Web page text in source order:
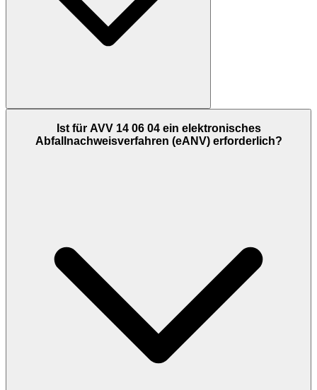
Ist für AVV 14 06 04 ein elektronisches
Abfallnachweisverfahren (eANV) erforderlich?